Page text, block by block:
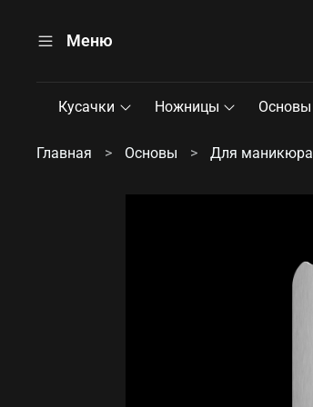
Меню
Кусачки Ножницы Основы
Главная Основы Для маникюра